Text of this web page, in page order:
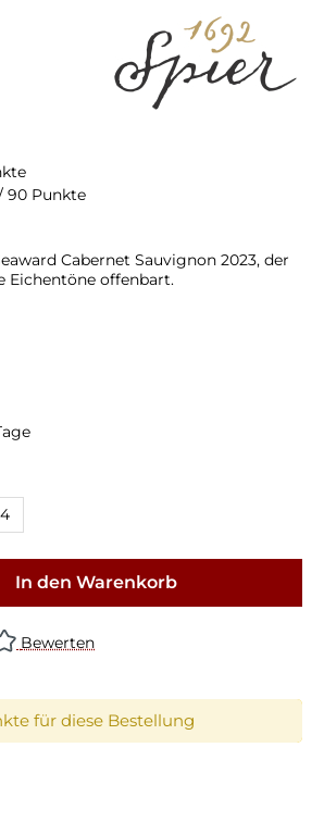
90 Punkte
Cabernet Sauvignon 2023, der
Eichentöne offenbart.
verfügbar.)
In den Warenkorb
Bewerten
für diese Bestellung